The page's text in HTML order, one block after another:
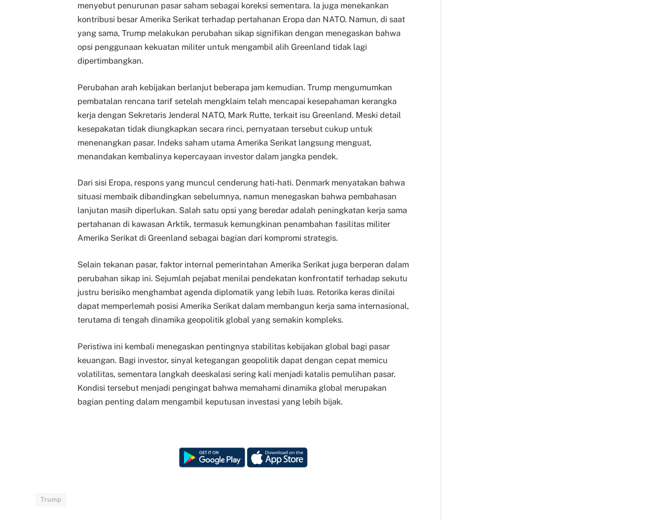
menyebut penurunan pasar saham sebagai koreksi sementara. Ia juga menekankan
kontribusi besar Amerika Serikat terhadap pertahanan Eropa dan NATO. Namun, di saat
yang sama, Trump melakukan perubahan sikap signifikan dengan menegaskan bahwa
opsi penggunaan kekuatan militer untuk mengambil alih Greenland tidak lagi
dipertimbangkan.
Perubahan arah kebijakan berlanjut beberapa jam kemudian. Trump mengumumkan
pembatalan rencana tarif setelah mengklaim telah mencapai kesepahaman kerangka
kerja dengan Sekretaris Jenderal NATO, Mark Rutte, terkait isu Greenland. Meski detail
kesepakatan tidak diungkapkan secara rinci, pernyataan tersebut cukup untuk
menenangkan pasar. Indeks saham utama Amerika Serikat langsung menguat,
menandakan kembalinya kepercayaan investor dalam jangka pendek.
Dari sisi Eropa, respons yang muncul cenderung hati-hati. Denmark menyatakan bahwa
situasi membaik dibandingkan sebelumnya, namun menegaskan bahwa pembahasan
lanjutan masih diperlukan. Salah satu opsi yang beredar adalah peningkatan kerja sama
pertahanan di kawasan Arktik, termasuk kemungkinan penambahan fasilitas militer
Amerika Serikat di Greenland sebagai bagian dari kompromi strategis.
Selain tekanan pasar, faktor internal pemerintahan Amerika Serikat juga berperan dalam
perubahan sikap ini. Sejumlah pejabat menilai pendekatan konfrontatif terhadap sekutu
justru berisiko menghambat agenda diplomatik yang lebih luas. Retorika keras dinilai
dapat memperlemah posisi Amerika Serikat dalam membangun kerja sama internasional,
terutama di tengah dinamika geopolitik global yang semakin kompleks.
Peristiwa ini kembali menegaskan pentingnya stabilitas kebijakan global bagi pasar
keuangan. Bagi investor, sinyal ketegangan geopolitik dapat dengan cepat memicu
volatilitas, sementara langkah deeskalasi sering kali menjadi katalis pemulihan pasar.
Kondisi tersebut menjadi pengingat bahwa memahami dinamika global merupakan
bagian penting dalam mengambil keputusan investasi yang lebih bijak.
Trump